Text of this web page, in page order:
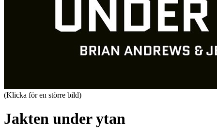
(Klicka för en större bild)
Jakten under ytan